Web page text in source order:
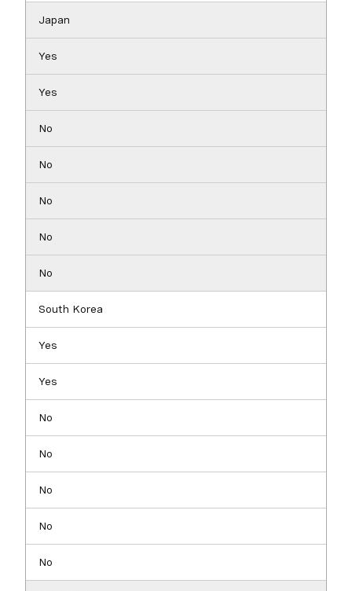
Japan
Yes
Yes
No
No
No
No
No
South Korea
Yes
Yes
No
No
No
No
No